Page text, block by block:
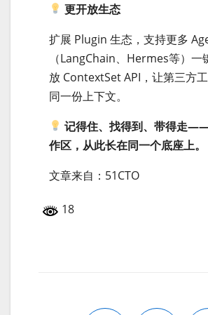
更开放生态
扩展 Plugin 生态，支持更多
（LangChain、Hermes等）一
放 ContextSet API，让第三方
同一份上下文。
记得住、找得到、带得走
作区，从此长在同一个底座上。
文章来自：51CTO
18